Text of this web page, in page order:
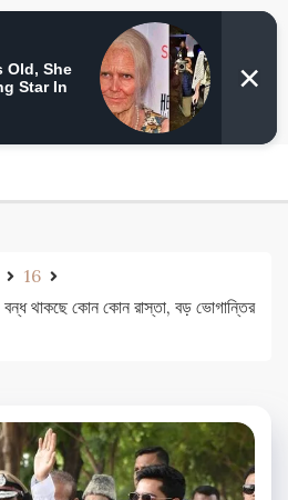
News
16
বন্ধ থাকছে কোন কোন রাস্তা, বড় ভোগান্তির